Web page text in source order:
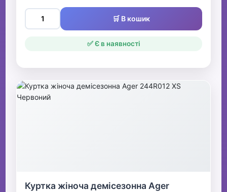
🛒 В кошик
✅ Є в наявності
Куртка жіноча демісезонна Ager